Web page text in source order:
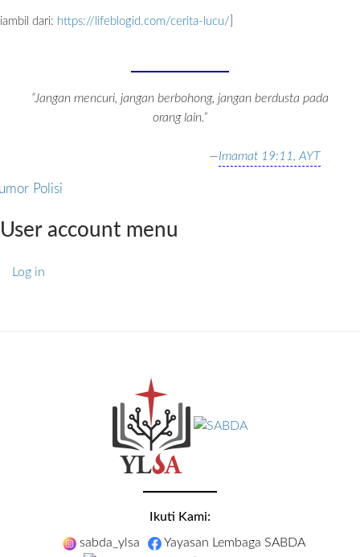
dari: https://lifeblogid.com/cerita-lucu/
“Jangan mencuri, jangan berbohong, jangan berdusta pada
orang lain.”
—Imamat 19:11, AYT
Polisi
User account menu
Log in
Ikuti Kami:
sabda_ylsa
Yayasan Lembaga SABDA